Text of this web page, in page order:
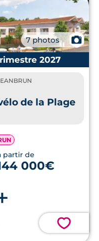
7 photos
📷
2027
de la Plage
partir de
000€
💗